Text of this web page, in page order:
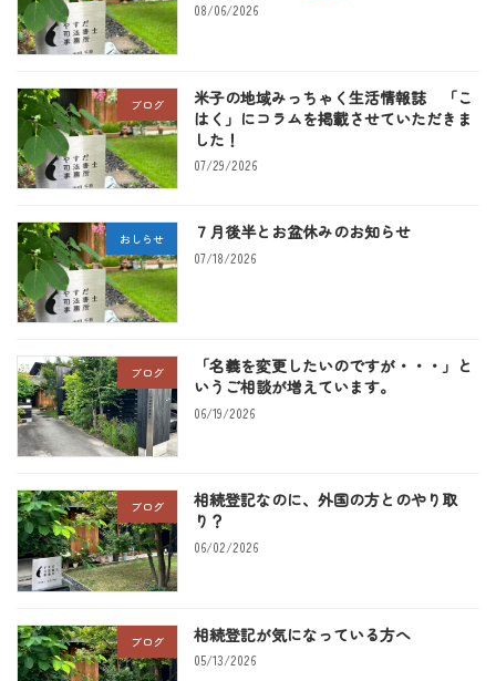
08/06/2026
ブログ
米子の地域みっちゃく生活情報誌 「こ
はく」にコラムを掲載させていただきま
した！
07/29/2026
おしらせ ７月後半とお盆休みのお知らせ
07/18/2026
ブログ
「名義を変更したいのですが・・・」と
いうご相談が増えています。
06/19/2026
ブログ
相続登記なのに、外国の方とのやり取
り？
06/02/2026
ブログ 相続登記が気になっている方へ
05/13/2026